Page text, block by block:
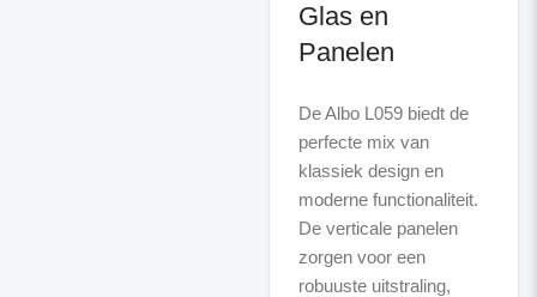
Glas en
Panelen
De Albo L059 biedt de
perfecte mix van
klassiek design en
moderne functionaliteit.
De verticale panelen
zorgen voor een
robuuste uitstraling,